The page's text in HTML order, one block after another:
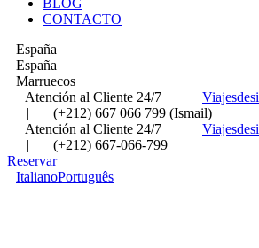
BLOG
CONTACTO
España
España
Marruecos
Atención al Cliente 24/7
|
|
(+212) 667 066 799 (Ismail)
Atención al Cliente 24/7
|
|
(+212) 667-066-799
Reservar
ItalianoPortuguês